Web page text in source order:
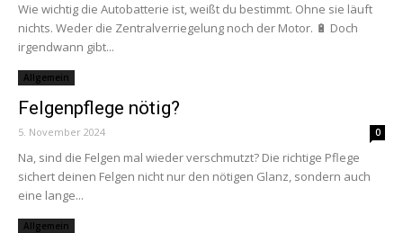
Wie wichtig die Autobatterie ist, weißt du bestimmt. Ohne sie läuft
nichts. Weder die Zentralverriegelung noch der Motor. 🔋 Doch
irgendwann gibt...
Allgemein
Felgenpflege nötig?
5. November 2024 0
Na, sind die Felgen mal wieder verschmutzt? Die richtige Pflege
sichert deinen Felgen nicht nur den nötigen Glanz, sondern auch
eine lange...
Allgemein